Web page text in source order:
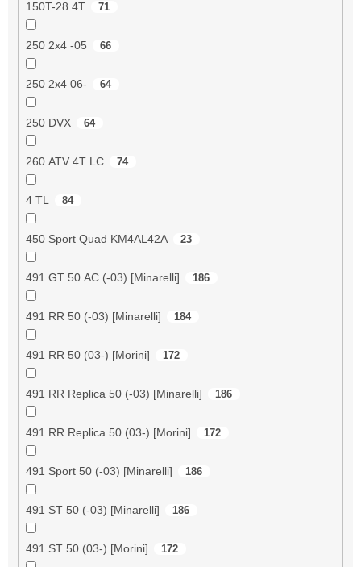
150T-28 4T 71
250 2x4 -05 66
250 2x4 06- 64
250 DVX 64
260 ATV 4T LC 74
4 TL 84
450 Sport Quad KM4AL42A 23
491 GT 50 AC (-03) [Minarelli] 186
491 RR 50 (-03) [Minarelli] 184
491 RR 50 (03-) [Morini] 172
491 RR Replica 50 (-03) [Minarelli] 186
491 RR Replica 50 (03-) [Morini] 172
491 Sport 50 (-03) [Minarelli] 186
491 ST 50 (-03) [Minarelli] 186
491 ST 50 (03-) [Morini] 172